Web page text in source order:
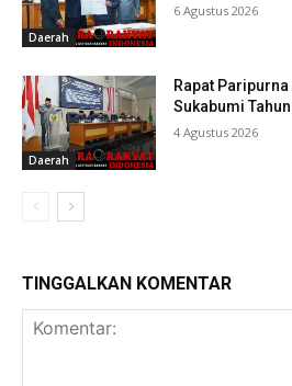
Daerah
6 Agustus 2026
Daerah
Rapat Paripurna
Sukabumi
4 Agustus 2026
TINGGALKAN KOMENTAR